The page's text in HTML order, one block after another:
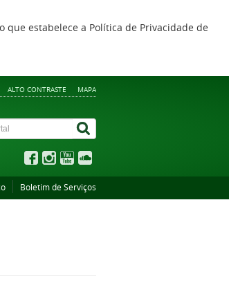
que estabelece a Política de Privacidade de
ALTO CONTRASTE MAPA
Boletim de Serviços